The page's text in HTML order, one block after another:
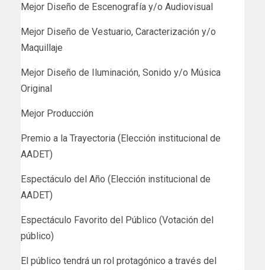
Mejor Diseño de Escenografía y/o Audiovisual
Mejor Diseño de Vestuario, Caracterización y/o
Maquillaje
Mejor Diseño de Iluminación, Sonido y/o Música
Original
Mejor Producción
Premio a la Trayectoria (Elección institucional de
AADET)
Espectáculo del Año (Elección institucional de
AADET)
Espectáculo Favorito del Público (Votación del
público)
El público tendrá un rol protagónico a través del